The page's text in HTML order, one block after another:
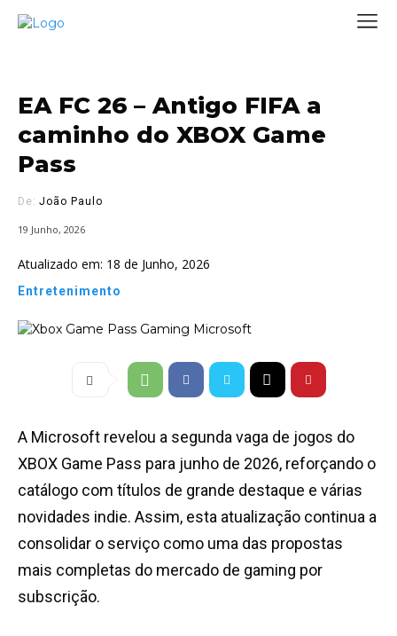
EA FC 26 – Antigo FIFA a
caminho do XBOX Game
Pass
De: João Paulo
19 Junho, 2026
Atualizado em: 18 de Junho, 2026
Entretenimento
A Microsoft revelou a segunda vaga de jogos do
XBOX Game Pass para junho de 2026, reforçando o
catálogo com títulos de grande destaque e várias
novidades indie. Assim, esta atualização continua a
consolidar o serviço como uma das propostas
mais completas do mercado de gaming por
subscrição.